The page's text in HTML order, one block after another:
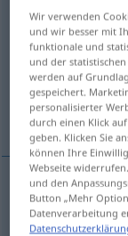
muffig
Übersicht
(Für mehr Details
stęchły
stęchły(-le)
Wir verwenden
und wir besser mit
funktionale und
und der
werden auf
gespeichert.
personalisierter
durch einen Klick
geben. Klicken Sie
können Ihre
Webseite
und den
Button „Mehr
Datenverarbeitung